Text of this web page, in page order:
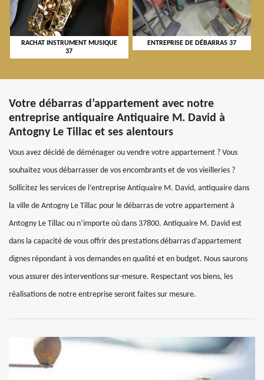
RACHAT INSTRUMENT MUSIQUE
37
ENTREPRISE DE DÉBARRAS 37
Votre débarras d’appartement avec notre
entreprise antiquaire Antiquaire M. David à
Antogny Le Tillac et ses alentours
Vous avez décidé de déménager ou vendre votre appartement ? Vous
souhaitez vous débarrasser de vos encombrants et de vos vieilleries ?
Sollicitez les services de l’entreprise Antiquaire M. David, antiquaire dans
la ville de Antogny Le Tillac pour le débarras de votre appartement à
Antogny Le Tillac ou n’importe où dans 37800. Antiquaire M. David est
dans la capacité de vous offrir des prestations débarras d’appartement
dignes répondant à vos demandes en qualité et en budget. Nous saurons
vous assurer des interventions sur-mesure. Respectant vos biens, les
réalisations de notre entreprise seront faites sur mesure.